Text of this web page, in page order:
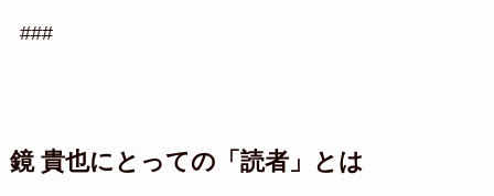
###
鏡 貴也にとっての「読者」とは